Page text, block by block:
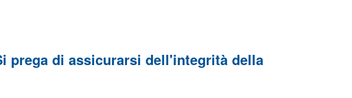
prega di assicurarsi dell'integrità della